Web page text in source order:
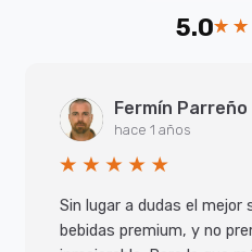
5.0
Fermín
hace 1 años
Sin lugar a dudas el
bebidas premium, y no